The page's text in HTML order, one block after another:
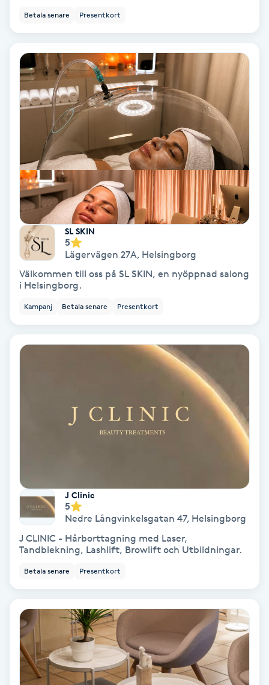
Permanent
Permanent hårborttagning
Permanent ögonbrynsmakeup
Personal shopper
Personlig tränare
Picolaser
Piercing
Pigmentbehandling
Pigmentfläckar
Psoriasis
Radiofrekvens
Rakning
Reflexologi
Betala senare Presentkort
SL SKIN
5
Lägervägen 27A, Helsingborg
Välkommen till oss på SL SKIN, en nyöppnad salong
i Helsingborg.
Kampanj Betala senare Presentkort
J Clinic
5
Nedre Långvinkelsgatan 47, Helsingborg
J CLINIC - Hårborttagning med Laser,
Tandblekning, Lashlift, Browlift och Utbildningar.
Betala senare Presentkort